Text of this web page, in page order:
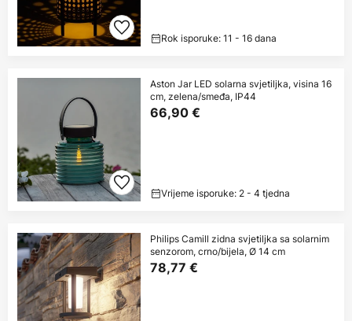
Rok isporuke: 11 - 16 dana
Aston Jar LED solarna svjetiljka, visina 16
cm, zelena/smeđa, IP44
66,90 €
Vrijeme isporuke: 2 - 4 tjedna
Philips Camill zidna svjetiljka sa solarnim
senzorom, crno/bijela, Ø 14 cm
78,77 €